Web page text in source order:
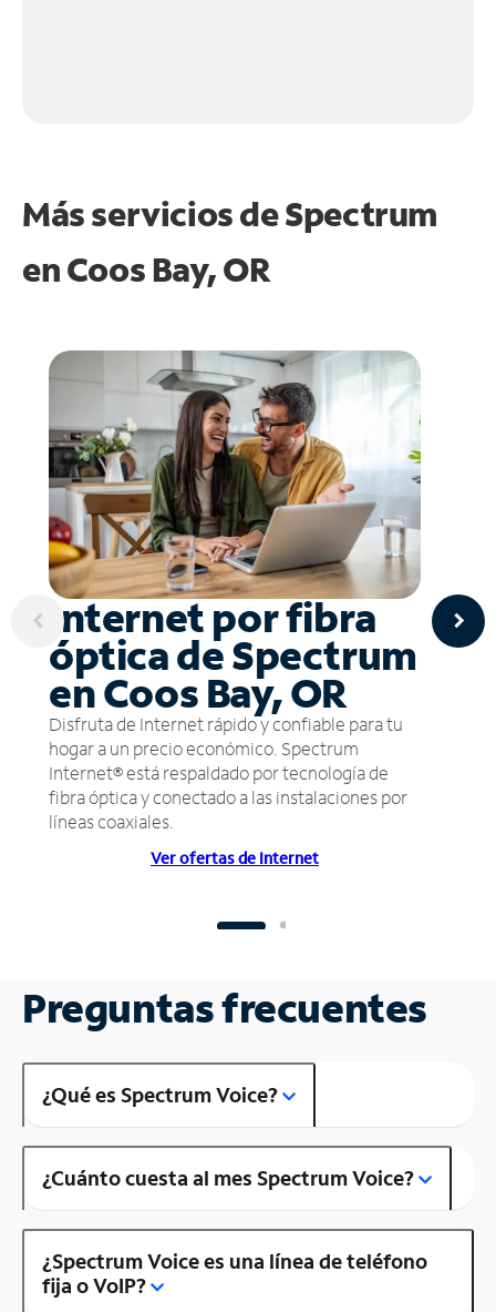
Más servicios de Spectrum
enCoos Bay, OR
Internet por fibra
óptica de Spectrum
en Coos Bay, OR
Disfruta de Internet rápido y confiable para tu
hogar a un precio económico. Spectrum
Internet® está respaldado por tecnología de
fibra óptica y conectado a las instalaciones por
líneas coaxiales.
Ver ofertas de Internet
Preguntas frecuentes
¿Qué es Spectrum Voice?
¿Cuánto cuesta al mes Spectrum Voice?
¿Spectrum Voice es una línea de teléfono
fija o VoIP?